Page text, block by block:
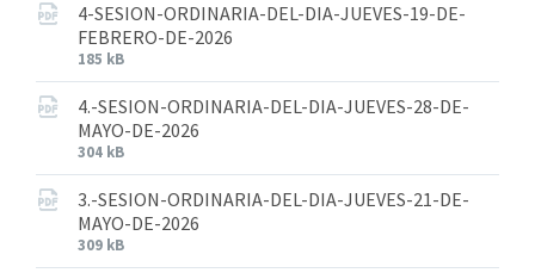
4-SESION-ORDINARIA-DEL-DIA-JUEVES-19-DE-
FEBRERO-DE-2026
185 kB
4.-SESION-ORDINARIA-DEL-DIA-JUEVES-28-DE-
MAYO-DE-2026
304 kB
3.-SESION-ORDINARIA-DEL-DIA-JUEVES-21-DE-
MAYO-DE-2026
309 kB